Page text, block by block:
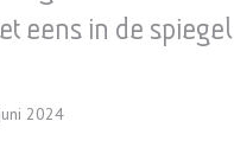
eens in de spiegel
2024